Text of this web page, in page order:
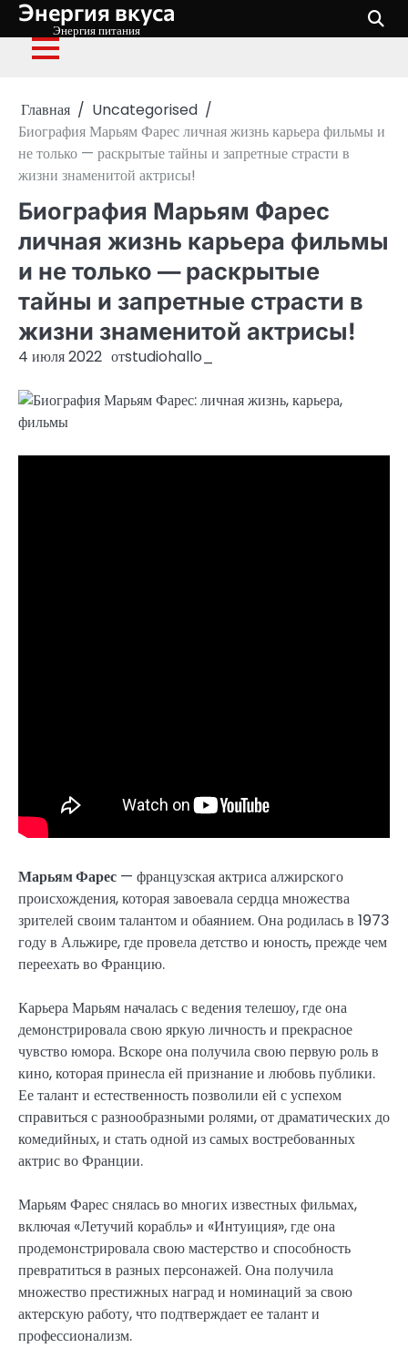
Перейти
содержимому
Энергия вкуса
Энергия питания
Главная
Uncategorised
Биография Марьям Фарес личная жизнь карьера фильмы и
не только — раскрытые тайны и запретные страсти в
жизни знаменитой актрисы!
Биография Марьям Фарес
личная жизнь карьера фильмы
и не только — раскрытые
тайны и запретные страсти в
жизни знаменитой актрисы!
4 июля 2022 отstudiohallo_
Марьям Фарес — французская актриса алжирского
происхождения, которая завоевала сердца множества
зрителей своим талантом и обаянием. Она родилась в 1973
году в Альжире, где провела детство и юность, прежде чем
переехать во Францию.
Карьера Марьям началась с ведения телешоу, где она
демонстрировала свою яркую личность и прекрасное
чувство юмора. Вскоре она получила свою первую роль в
кино, которая принесла ей признание и любовь публики.
Ее талант и естественность позволили ей с успехом
справиться с разнообразными ролями, от драматических до
комедийных, и стать одной из самых востребованных
актрис во Франции.
Марьям Фарес снялась во многих известных фильмах,
включая «Летучий корабль» и «Интуиция», где она
продемонстрировала свою мастерство и способность
превратиться в разных персонажей. Она получила
множество престижных наград и номинаций за свою
актерскую работу, что подтверждает ее талант и
профессионализм.